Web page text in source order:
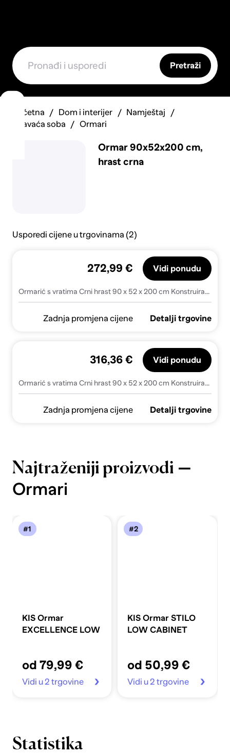
Pretraži
Početna Dom i interijer
Namještaj
Spavaća soba
Ormari
Ormar 90x52x200 cm,
hrast crna
Usporedi cijene u trgovinama (2)
Ormarić s vratima Crni hrast 90 x 52 x 200 cm Konstruirano drvo
272,99 € Vidi ponudu
Zadnja promjena cijene Detalji trgovine
Ormarić s vratima Crni hrast 90 x 52 x 200 cm Konstruirano drvo - Crni hrast
316,36 € Vidi ponudu
Zadnja promjena cijene Detalji trgovine
Najtraženiji proizvodi —
Ormari
#1
KIS Ormar
EXCELLENCE LOW
od 79,99 €
Vidi u 2 trgovine
#2
KIS Ormar STILO
LOW CABINET
od 50,99 €
Vidi u 2 trgovine
Statistika